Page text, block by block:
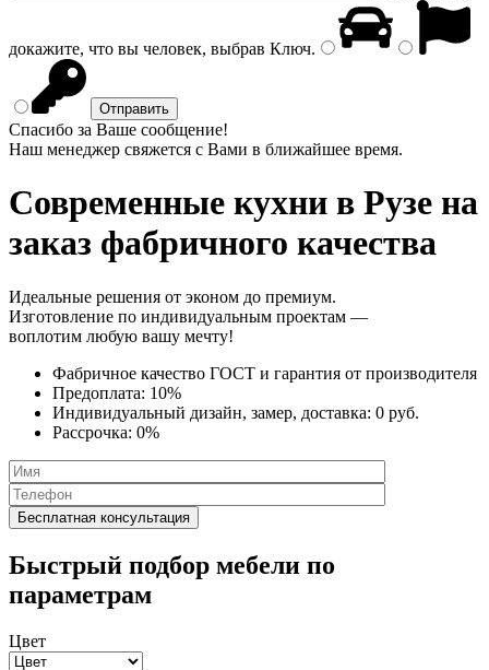
докажите, что вы человек, выбрав Ключ.
Спасибо за Ваше сообщение!
Наш менеджер свяжется с Вами в ближайшее время.
Современные кухни в Рузе на
заказ фабричного качества
Идеальные решения от эконом до премиум.
Изготовление по индивидуальным проектам —
воплотим любую вашу мечту!
Фабричное качество ГОСТ и гарантия от производителя
Предоплата: 10%
Индивидуальный дизайн, замер, доставка: 0 руб.
Рассрочка: 0%
Быстрый подбор мебели по
параметрам
Цвет